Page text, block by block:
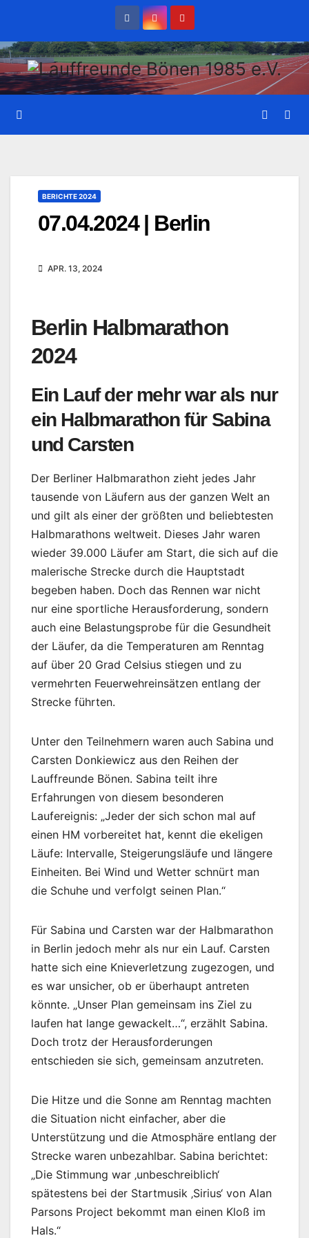
wechseln
BERICHTE 2024
07.04.2024 | Berlin
APR. 13, 2024
Berlin Halbmarathon
2024
Ein Lauf der mehr war als nur
ein Halbmarathon für Sabina
und Carsten
Der Berliner Halbmarathon zieht jedes Jahr
tausende von Läufern aus der ganzen Welt an
und gilt als einer der größten und beliebtesten
Halbmarathons weltweit. Dieses Jahr waren
wieder 39.000 Läufer am Start, die sich auf die
malerische Strecke durch die Hauptstadt
begeben haben. Doch das Rennen war nicht
nur eine sportliche Herausforderung, sondern
auch eine Belastungsprobe für die Gesundheit
der Läufer, da die Temperaturen am Renntag
auf über 20 Grad Celsius stiegen und zu
vermehrten Feuerwehreinsätzen entlang der
Strecke führten.
Unter den Teilnehmern waren auch Sabina und
Carsten Donkiewicz aus den Reihen der
Lauffreunde Bönen. Sabina teilt ihre
Erfahrungen von diesem besonderen
Laufereignis: „Jeder der sich schon mal auf
einen HM vorbereitet hat, kennt die ekeligen
Läufe: Intervalle, Steigerungsläufe und längere
Einheiten. Bei Wind und Wetter schnürt man
die Schuhe und verfolgt seinen Plan.“
Für Sabina und Carsten war der Halbmarathon
in Berlin jedoch mehr als nur ein Lauf. Carsten
hatte sich eine Knieverletzung zugezogen, und
es war unsicher, ob er überhaupt antreten
könnte. „Unser Plan gemeinsam ins Ziel zu
laufen hat lange gewackelt…“, erzählt Sabina.
Doch trotz der Herausforderungen
entschieden sie sich, gemeinsam anzutreten.
Die Hitze und die Sonne am Renntag machten
die Situation nicht einfacher, aber die
Unterstützung und die Atmosphäre entlang der
Strecke waren unbezahlbar. Sabina berichtet:
„Die Stimmung war ‚unbeschreiblich‘
spätestens bei der Startmusik ‚Sirius‘ von Alan
Parsons Project bekommt man einen Kloß im
Hals.“